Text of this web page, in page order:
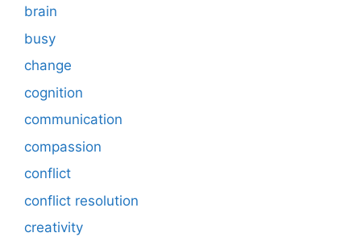
brain
busy
change
cognition
communication
compassion
conflict
conflict resolution
creativity